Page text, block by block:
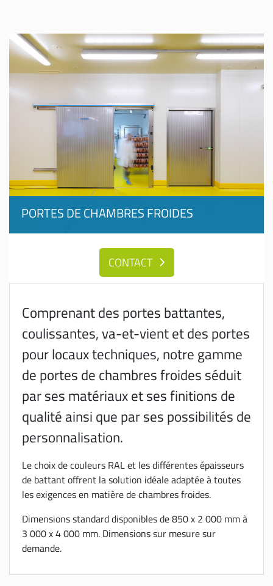
PORTES DE CHAMBRES FROIDES
CONTACT
Comprenant des portes battantes,
coulissantes, va-et-vient et des portes
pour locaux techniques, notre gamme
de portes de chambres froides séduit
par ses matériaux et ses finitions de
qualité ainsi que par ses possibilités de
personnalisation.
Le choix de couleurs RAL et les différentes épaisseurs
de battant offrent la solution idéale adaptée à toutes
les exigences en matière de chambres froides.
Dimensions standard disponibles de 850 x 2 000 mm à
3 000 x 4 000 mm. Dimensions sur mesure sur
demande.